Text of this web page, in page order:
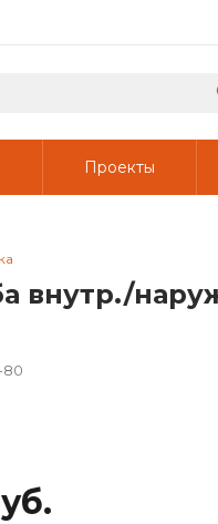
Проекты
внутр./
80